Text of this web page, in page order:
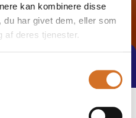
kan kombinere disse
du har givet dem, eller som
af deres tjenester.